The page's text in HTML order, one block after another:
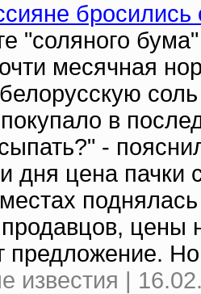
бросились
"соляного
месячная
в
-
дня цена
цены
предложение. Но
известия |